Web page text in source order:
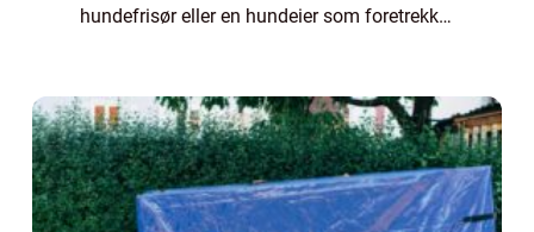
hundefrisør eller en hundeier som foretrekker